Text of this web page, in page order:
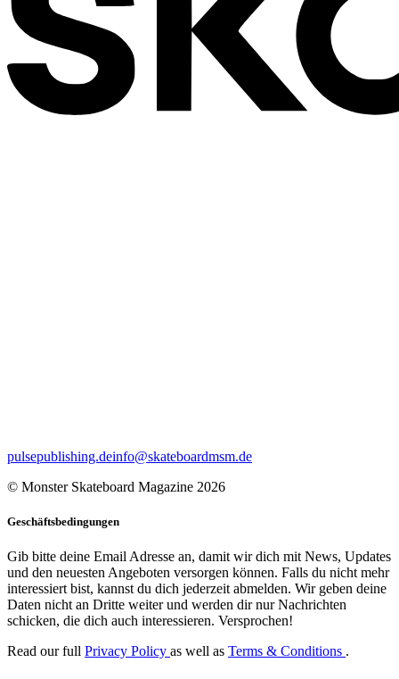
pulsepublishing.deinfo@skateboardmsm.de
© Monster Skateboard Magazine 2026
Geschäftsbedingungen
Gib bitte deine Email Adresse an, damit wir dich mit News, Updates
und den neuesten Angeboten versorgen können. Falls du nicht mehr
interessiert bist, kannst du dich jederzeit abmelden. Wir geben deine
Daten nicht an Dritte weiter und werden dir nur Nachrichten
schicken, die dich auch interessieren. Versprochen!
Read our full Privacy Policy as well as Terms & Conditions .